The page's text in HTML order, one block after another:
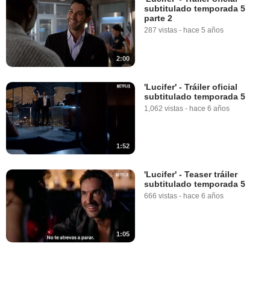
2:00
subtitulado temporada 5
parte 2
287 vistas - hace 5 años
1:52
'Lucifer' - Tráiler oficial
subtitulado temporada 5
1,062 vistas - hace 6 años
1:05
'Lucifer' - Teaser tráiler
subtitulado temporada 5
666 vistas - hace 6 años